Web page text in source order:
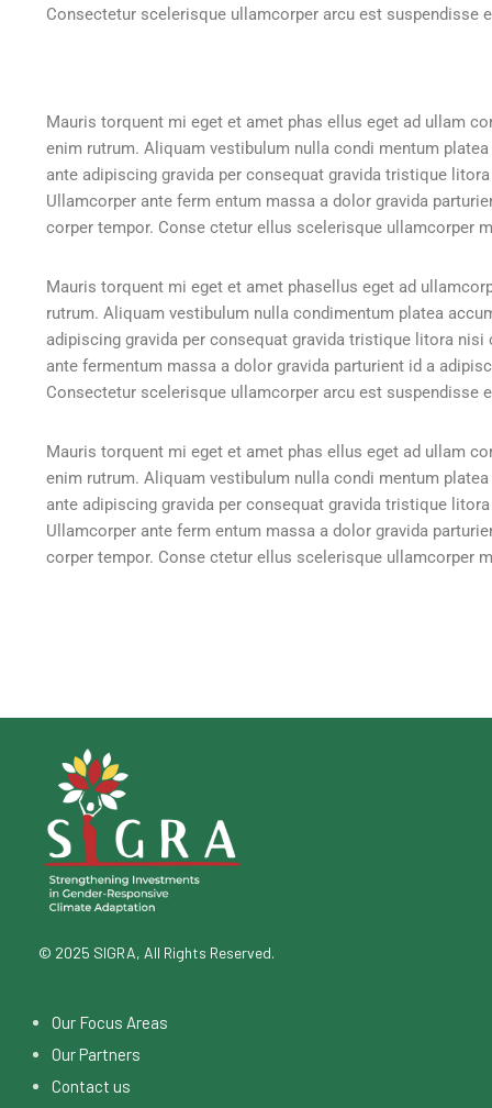
Consectetur scelerisque ullamcorper arcu est suspendisse
Mauris torquent mi eget et amet phas ellus eget ad ullam
enim rutrum. Aliquam vestibulum nulla condi mentum
ante adipiscing gravida per consequat gravida tristique
Ullamcorper ante ferm entum massa a dolor gravida
corper tempor. Conse ctetur ellus scelerisque ullamcorper
Mauris torquent mi eget et amet phasellus eget ad
rutrum. Aliquam vestibulum nulla condimentum platea
adipiscing gravida per consequat gravida tristique litora
ante fermentum massa a dolor gravida parturient id a
Consectetur scelerisque ullamcorper arcu est suspendisse
Mauris torquent mi eget et amet phas ellus eget ad ullam
enim rutrum. Aliquam vestibulum nulla condi mentum
ante adipiscing gravida per consequat gravida tristique
Ullamcorper ante ferm entum massa a dolor gravida
corper tempor. Conse ctetur ellus scelerisque ullamcorper
© 2025 SIGRA, All Rights Reserved.
Our Focus Areas
Our Partners
Contact us